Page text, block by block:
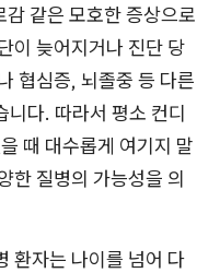
같은 모호한 증상으로
이 늦어지거나 진단 당
협심증, 뇌졸중 등 다른
니다. 따라서 평소 컨디
때 대수롭게 여기지 말
한 질병의 가능성을 의
환자는 나이를 넘어 다